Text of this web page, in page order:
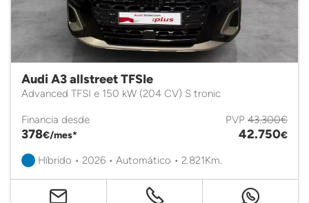
Audi A3 allstreet TFSIe
Advanced TFSI e 150 kW (204 CV) S tronic
Financia desde
378€/mes*
PVP 43.300€
42.750€
Híbrido • 2026 • Automático • 2.821Km.